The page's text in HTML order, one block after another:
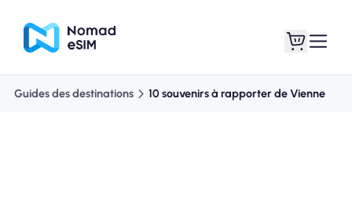
Guides des destinations 10 souvenirs à rapporter de Vienne